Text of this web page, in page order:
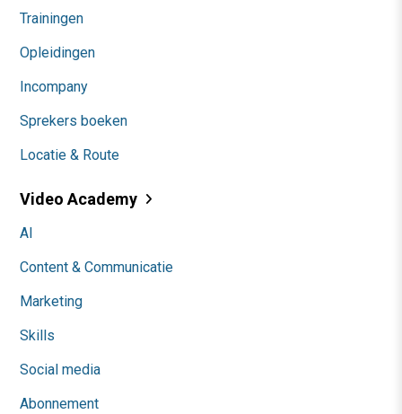
Trainingen
Opleidingen
Incompany
Sprekers boeken
Locatie & Route
Video Academy
AI
Content & Communicatie
Marketing
Skills
Social media
Abonnement